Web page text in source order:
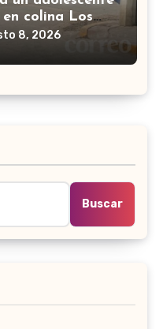
colina Los
8, 2026
Buscar